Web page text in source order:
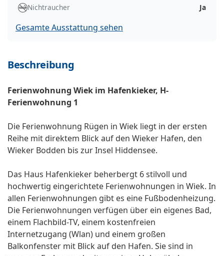
Nichtraucher
Ja
Gesamte Ausstattung sehen
Beschreibung
Ferienwohnung Wiek im Hafenkieker, H-
Ferienwohnung 1
Die Ferienwohnung Rügen in Wiek liegt in der ersten
Reihe mit direktem Blick auf den Wieker Hafen, den
Wieker Bodden bis zur Insel Hiddensee.
Das Haus Hafenkieker beherbergt 6 stilvoll und
hochwertig eingerichtete Ferienwohnungen in Wiek. In
allen Ferienwohnungen gibt es eine Fußbodenheizung.
Die Ferienwohnungen verfügen über ein eigenes Bad,
einem Flachbild-TV, einem kostenfreien
Internetzugang (Wlan) und einem großen
Balkonfenster mit Blick auf den Hafen. Sie sind in